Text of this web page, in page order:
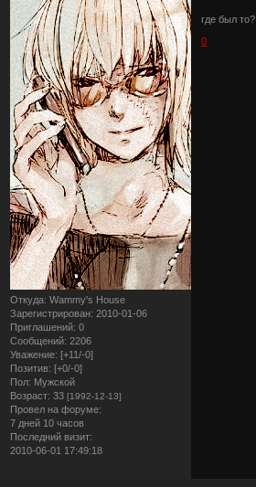
Откуда: Wammy's House
Зарегистрирован: 2010-01-06
Приглашений: 0
Сообщений: 2206
Уважение: [+11/-0]
Позитив: [+0/-0]
Пол: Мужской
Возраст: 33 [1992-12-13]
Провел на форуме:
7 дней 10 часов
Последний визит:
2010-06-01 17:49:18
где был то?
0